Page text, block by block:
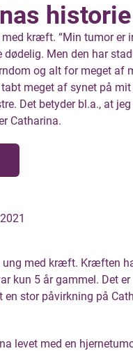
historie
kræft. “Min tumor er
dødelig. Men den har
og alt for meget af
meget af synet på
Det betyder bl.a., at
Catharina.
ung med kræft. Kræften
kun 5 år gammel. Det
en stor påvirkning på
levet med en